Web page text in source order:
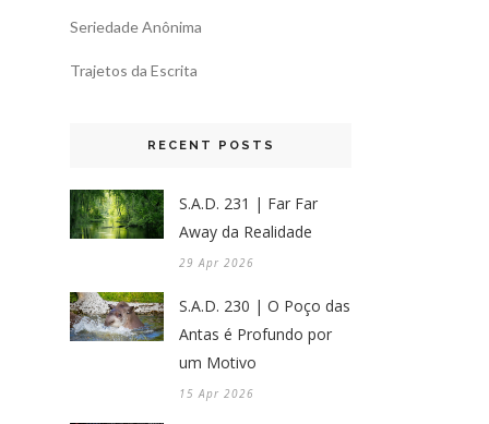
Seriedade Anônima
Trajetos da Escrita
RECENT POSTS
S.A.D. 231 | Far Far
Away da Realidade
29 Apr 2026
S.A.D. 230 | O Poço das
Antas é Profundo por
um Motivo
15 Apr 2026